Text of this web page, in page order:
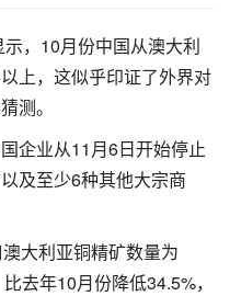
，10月份中国从澳大利
上，这似乎印证了外界对
测。
企业从11月6日开始停止
及至少6种其他大宗商
大利亚铜精矿数量为
去年10月份降低34.5%，